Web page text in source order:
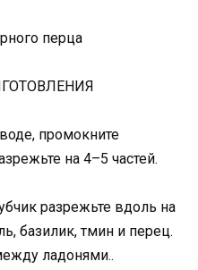
перца
промокните
на 4–5 частей.
разрежьте вдоль на
базилик, тмин и перец.
ладонями..